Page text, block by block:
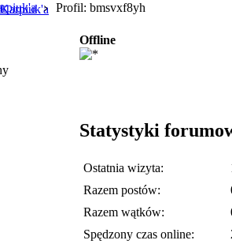
Profil: bmsvxf8yh
Offline
Statystyki
Ostatnia wizyta:
Razem postów:
Razem wątków:
Spędzony czas online: